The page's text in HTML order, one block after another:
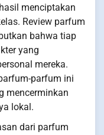
menciptakan
Review parfum
bahwa tiap
yang
mereka.
parfum ini
mencerminkan
lokal.
dari parfum